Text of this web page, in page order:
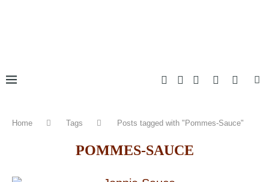
Home Tags Posts tagged with "Pommes-Sauce"
POMMES-SAUCE